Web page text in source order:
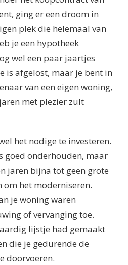
ging er een droom in
plek die helemaal van
je een hypotheek
wel een paar jaartjes
is afgelost, maar je bent in
van een eigen woning,
met plezier zult
het nodige te investeren.
goed onderhouden, maar
jaren bijna tot geen grote
om het moderniseren.
je woning waren
of vervanging toe.
lijstje had gemaakt
die je gedurende de
doorvoeren.